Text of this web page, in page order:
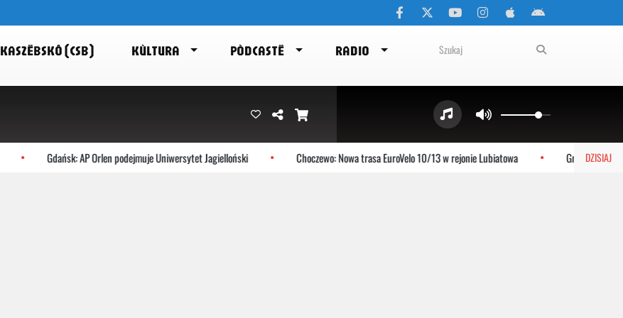
KASZËBSKÔ (CSB) KÙLTURA PÒDCASTË RADIO
DZISIAJ
Gdańsk: AP Orlen podejmuje Uniwersytet Jagielloński Choczewo: Nowa trasa EuroVelo 10/13 w rejonie Lubiatowa Gniewino: